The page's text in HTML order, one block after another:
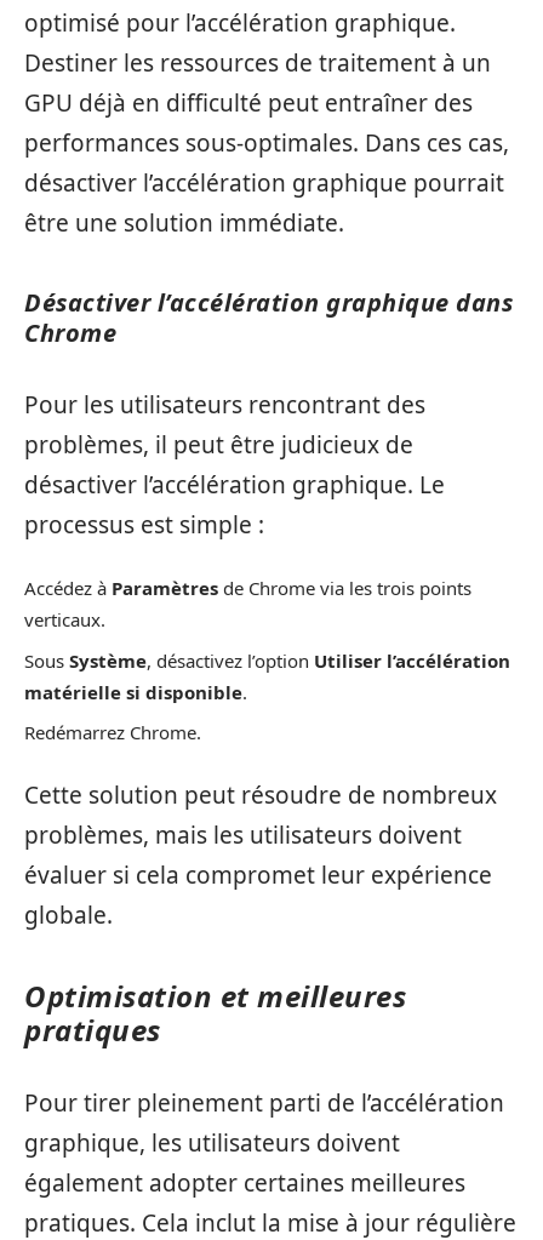
optimisé pour l’accélération graphique.
Destiner les ressources de traitement à un
GPU déjà en difficulté peut entraîner des
performances sous-optimales. Dans ces cas,
désactiver l’accélération graphique pourrait
être une solution immédiate.
Désactiver l’accélération graphique dans
Chrome
Pour les utilisateurs rencontrant des
problèmes, il peut être judicieux de
désactiver l’accélération graphique. Le
processus est simple :
Accédez à Paramètres de Chrome via les trois points
verticaux.
Sous Système, désactivez l’option Utiliser l’accélération
matérielle si disponible.
Redémarrez Chrome.
Cette solution peut résoudre de nombreux
problèmes, mais les utilisateurs doivent
évaluer si cela compromet leur expérience
globale.
Optimisation et meilleures
pratiques
Pour tirer pleinement parti de l’accélération
graphique, les utilisateurs doivent
également adopter certaines meilleures
pratiques. Cela inclut la mise à jour régulière